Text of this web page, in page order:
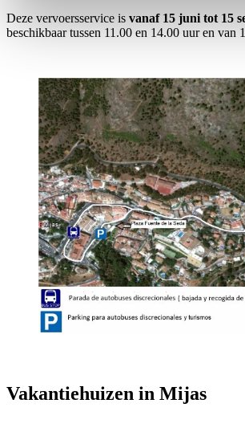
Deze vervoersservice is vanaf 15 juni tot 15
beschikbaar tussen 11.00 en 14.00 uur en van
Vakantiehuizen in Mijas